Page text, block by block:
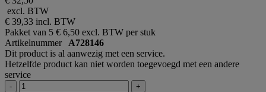
excl. BTW
€ 39,33 incl. BTW
Pakket van 5 € 6,50 excl. BTW per stuk
Artikelnummer A728146
Dit product is al aanwezig met een service.
Hetzelfde product kan niet worden toegevoegd met een andere
service
- +